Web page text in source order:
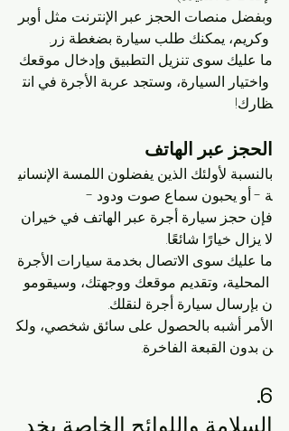
وبفضل منصات الحجز عبر الإنترنت مثل أوبر
وكريم، يمكنك طلب سيارة بضغطة زر.
ما عليك سوى تنزيل التطبيق وإدخال موقعك
واختيار السيارة، وستجد عربة الأجرة في انت
ظارك!
الحجز عبر الهاتف
بالنسبة لأولئك الذين يفضلون اللمسة الإنساني
ة - أو يحبون سماع صوت ودود -
فإن حجز سيارة أجرة عبر الهاتف في خيران
لا يزال خيارًا شائعًا.
ما عليك سوى الاتصال بخدمة سيارات الأجرة
المحلية، وتقديم موقعك ووجهتك، وسيقومو
ن بإرسال سيارة أجرة لنقلك.
الأمر أشبه بالحصول على سائق شخصي، ولك
ن بدون القبعة الفاخرة.
6.
السلامة واللوائح الخاصة بخد